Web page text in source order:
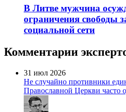
В Литве мужчина
ограничения свободы
социальной сети
Комментарии
31 июл 2026
Не случайно противники
Православной Церкви часто